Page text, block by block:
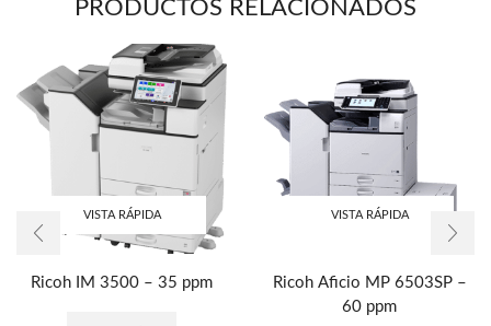
PRODUCTOS RELACIONADOS
VISTA RÁPIDA
Ricoh IM 3500 – 35 ppm
VISTA RÁPIDA
Ricoh Aficio MP 6503SP –
60 ppm